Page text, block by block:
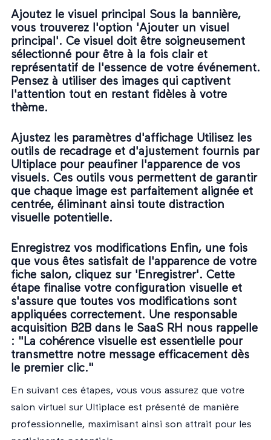
Ajoutez le visuel principal Sous la bannière,
vous trouverez l'option 'Ajouter un visuel
principal'. Ce visuel doit être soigneusement
sélectionné pour être à la fois clair et
représentatif de l'essence de votre événement.
Pensez à utiliser des images qui captivent
l'attention tout en restant fidèles à votre
thème.
Ajustez les paramètres d'affichage Utilisez les
outils de recadrage et d'ajustement fournis par
Ultiplace pour peaufiner l'apparence de vos
visuels. Ces outils vous permettent de garantir
que chaque image est parfaitement alignée et
centrée, éliminant ainsi toute distraction
visuelle potentielle.
Enregistrez vos modifications Enfin, une fois
que vous êtes satisfait de l'apparence de votre
fiche salon, cliquez sur 'Enregistrer'. Cette
étape finalise votre configuration visuelle et
s'assure que toutes vos modifications sont
appliquées correctement. Une responsable
acquisition B2B dans le SaaS RH nous rappelle
: "La cohérence visuelle est essentielle pour
transmettre notre message efficacement dès
le premier clic."
En suivant ces étapes, vous vous assurez que votre
salon virtuel sur Ultiplace est présenté de manière
professionnelle, maximisant ainsi son attrait pour les